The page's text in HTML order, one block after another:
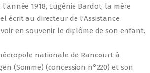
1918, Eugénie Bardot, la mère
écrit au directeur de l’Assistance
en souvenir le diplôme de son enfant.
nationale de Rancourt à
(Somme) (concession n°220) et son